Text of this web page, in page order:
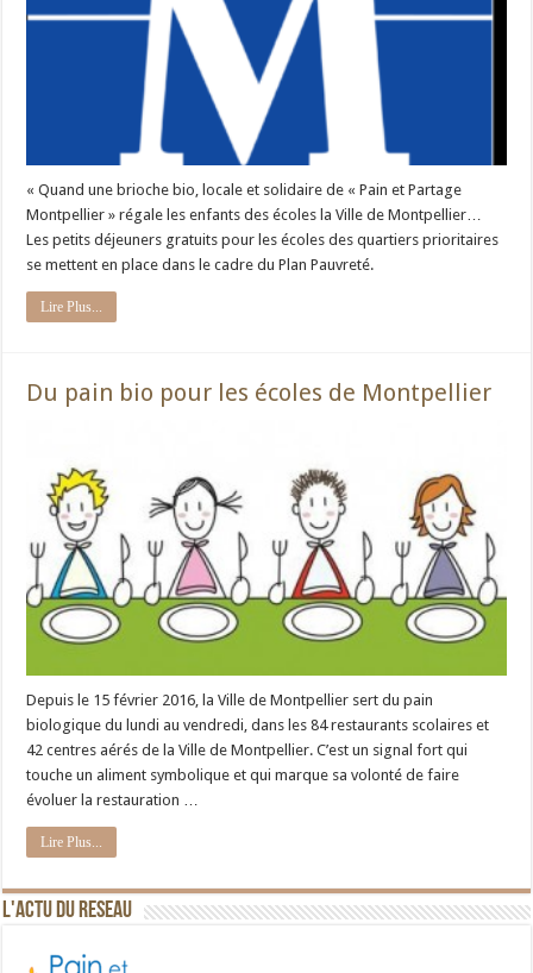
« Quand une brioche bio, locale et solidaire de « Pain et Partage
Montpellier » régale les enfants des écoles la Ville de Montpellier…
Les petits déjeuners gratuits pour les écoles des quartiers prioritaires
se mettent en place dans le cadre du Plan Pauvreté.
Lire Plus...
Du pain bio pour les écoles de Montpellier
Depuis le 15 février 2016, la Ville de Montpellier sert du pain
biologique du lundi au vendredi, dans les 84 restaurants scolaires et
42 centres aérés de la Ville de Montpellier. C’est un signal fort qui
touche un aliment symbolique et qui marque sa volonté de faire
évoluer la restauration …
Lire Plus...
L'ACTU DU RESEAU